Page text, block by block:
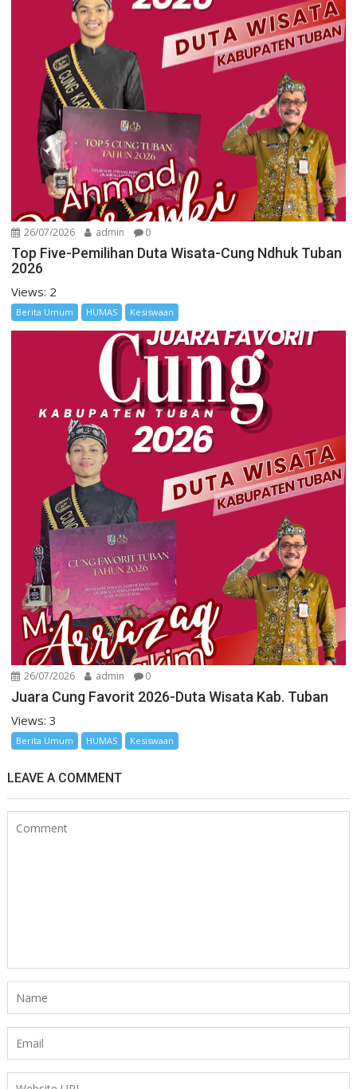
26/07/2026 admin 0
Top Five-Pemilihan Duta Wisata-Cung Ndhuk Tuban
2026
Views: 2
Berita Umum HUMAS Kesiswaan
26/07/2026 admin 0
Juara Cung Favorit 2026-Duta Wisata Kab. Tuban
Views: 3
Berita Umum HUMAS Kesiswaan
LEAVE A COMMENT